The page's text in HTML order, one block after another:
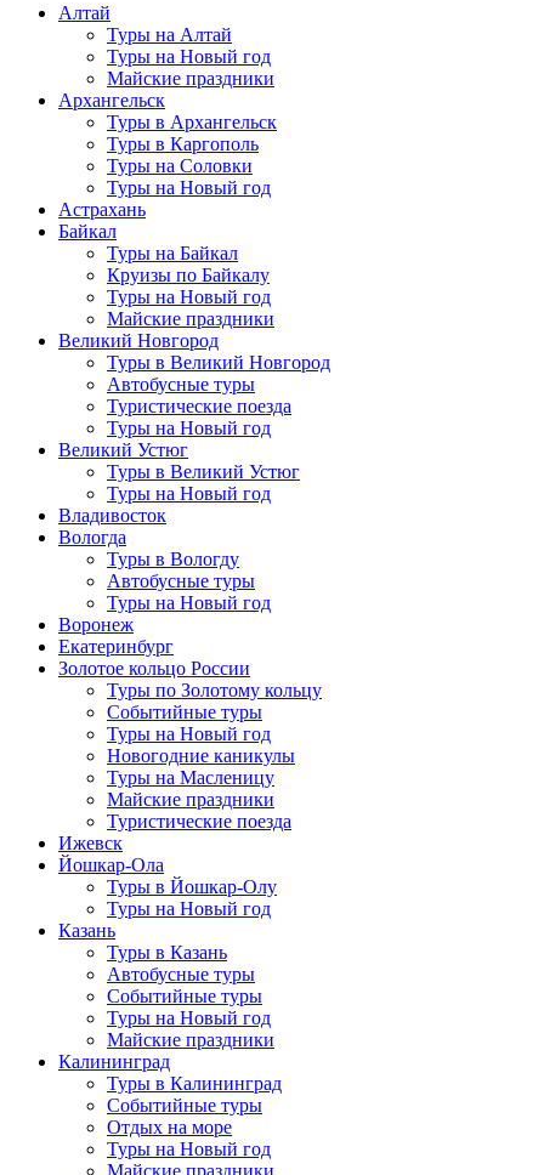
Алтай
Туры на Алтай
Туры на Новый год
Майские праздники
Архангельск
Туры в Архангельск
Туры в Каргополь
Туры на Соловки
Туры на Новый год
Астрахань
Байкал
Туры на Байкал
Круизы по Байкалу
Туры на Новый год
Майские праздники
Великий Новгород
Туры в Великий Новгород
Автобусные туры
Туристические поезда
Туры на Новый год
Великий Устюг
Туры в Великий Устюг
Туры на Новый год
Владивосток
Вологда
Туры в Вологду
Автобусные туры
Туры на Новый год
Воронеж
Екатеринбург
Золотое кольцо России
Туры по Золотому кольцу
Событийные туры
Туры на Новый год
Новогодние каникулы
Туры на Масленицу
Майские праздники
Туристические поезда
Ижевск
Йошкар-Ола
Туры в Йошкар-Олу
Туры на Новый год
Казань
Туры в Казань
Автобусные туры
Событийные туры
Туры на Новый год
Майские праздники
Калининград
Туры в Калининград
Событийные туры
Отдых на море
Туры на Новый год
Майские праздники